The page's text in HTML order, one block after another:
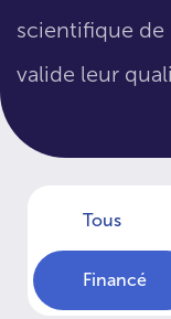
scientifique de
valide leur
Tous
Financé